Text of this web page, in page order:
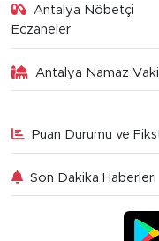
Antalya Nöbetçi
Eczaneler
Antalya Namaz
Puan Durumu ve
Son Dakika Haberleri